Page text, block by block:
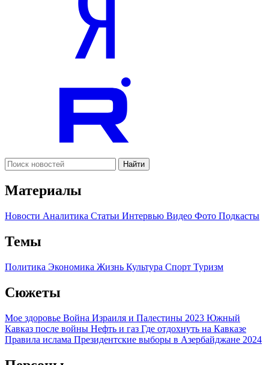
Найти
Материалы
Новости Аналитика Статьи Интервью Видео Фото Подкасты
Темы
Политика Экономика Жизнь Культура Спорт Туризм
Сюжеты
Мое здоровье Война Израиля и Палестины 2023 Южный
Кавказ после войны Нефть и газ Где отдохнуть на Кавказе
Правила ислама Президентские выборы в Азербайджане 2024